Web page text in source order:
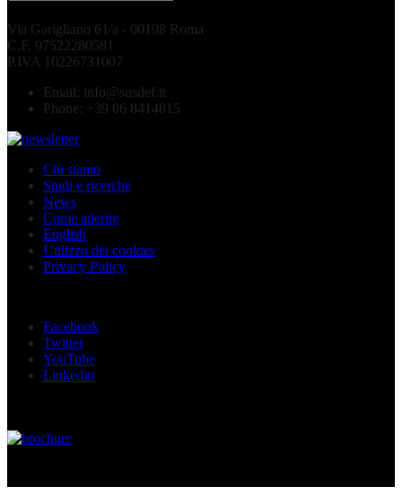
Via Garigliano 61/a - 00198 Roma
C.F. 97522280581
P.IVA 10226731007
Email: info@susdef.it
Phone: +39 06 8414815
Chi siamo
Studi e ricerche
News
Come aderire
English
Utilizzo dei cookies
Privacy Policy
Facebook
Twitter
YouTube
Linkedin